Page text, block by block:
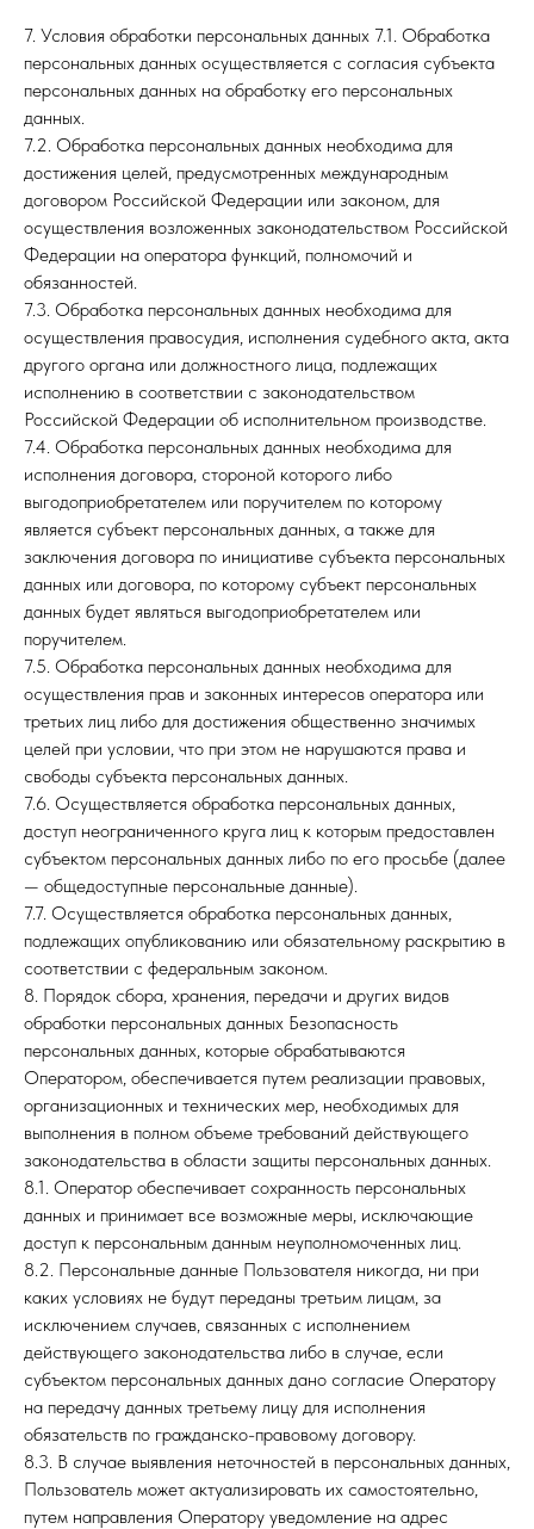
7. Условия обработки персональных данных 7.1. Обработка
персональных данных осуществляется с согласия субъекта
персональных данных на обработку его персональных
данных.
7.2. Обработка персональных данных необходима для
достижения целей, предусмотренных международным
договором Российской Федерации или законом, для
осуществления возложенных законодательством Российской
Федерации на оператора функций, полномочий и
обязанностей.
7.3. Обработка персональных данных необходима для
осуществления правосудия, исполнения судебного акта, акта
другого органа или должностного лица, подлежащих
исполнению в соответствии с законодательством
Российской Федерации об исполнительном производстве.
7.4. Обработка персональных данных необходима для
исполнения договора, стороной которого либо
выгодоприобретателем или поручителем по которому
является субъект персональных данных, а также для
заключения договора по инициативе субъекта персональных
данных или договора, по которому субъект персональных
данных будет являться выгодоприобретателем или
поручителем.
7.5. Обработка персональных данных необходима для
осуществления прав и законных интересов оператора или
третьих лиц либо для достижения общественно значимых
целей при условии, что при этом не нарушаются права и
свободы субъекта персональных данных.
7.6. Осуществляется обработка персональных данных,
доступ неограниченного круга лиц к которым предоставлен
субъектом персональных данных либо по его просьбе (далее
— общедоступные персональные данные).
7.7. Осуществляется обработка персональных данных,
подлежащих опубликованию или обязательному раскрытию в
соответствии с федеральным законом.
8. Порядок сбора, хранения, передачи и других видов
обработки персональных данных Безопасность
персональных данных, которые обрабатываются
Оператором, обеспечивается путем реализации правовых,
организационных и технических мер, необходимых для
выполнения в полном объеме требований действующего
законодательства в области защиты персональных данных.
8.1. Оператор обеспечивает сохранность персональных
данных и принимает все возможные меры, исключающие
доступ к персональным данным неуполномоченных лиц.
8.2. Персональные данные Пользователя никогда, ни при
каких условиях не будут переданы третьим лицам, за
исключением случаев, связанных с исполнением
действующего законодательства либо в случае, если
субъектом персональных данных дано согласие Оператору
на передачу данных третьему лицу для исполнения
обязательств по гражданско-правовому договору.
8.3. В случае выявления неточностей в персональных данных,
Пользователь может актуализировать их самостоятельно,
путем направления Оператору уведомление на адрес